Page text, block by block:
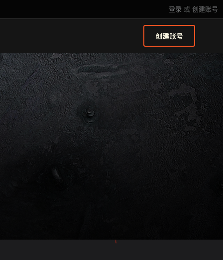
登录 或 创建账号
创建账号